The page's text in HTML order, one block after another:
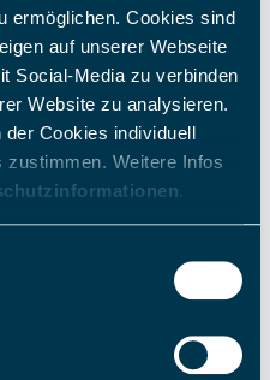
ermöglichen. Cookies sind
auf unserer Webseite
Social-Media zu verbinden
Website zu analysieren.
der Cookies individuell
zustimmen. Weitere Infos
.
7354124
19:00 Uhr